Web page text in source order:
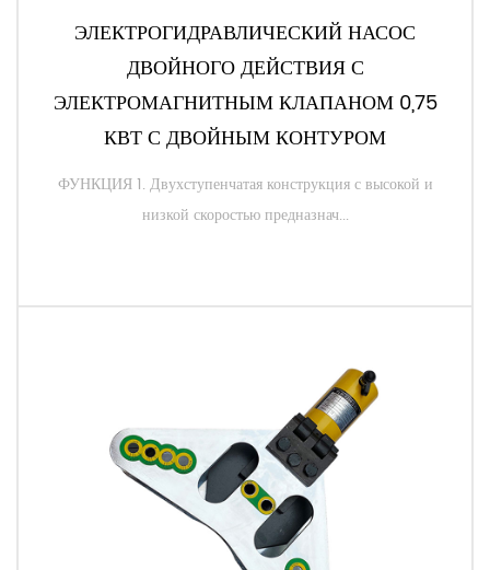
ЭЛЕКТРОГИДРАВЛИЧЕСКИЙ НАСОС
ДВОЙНОГО ДЕЙСТВИЯ С
ЭЛЕКТРОМАГНИТНЫМ КЛАПАНОМ 0,75
КВТ С ДВОЙНЫМ КОНТУРОМ
ФУНКЦИЯ 1. Двухступенчатая конструкция с высокой и
низкой скоростью предназнач...